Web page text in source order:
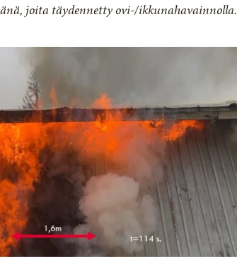
joita täydennetty ovi-/ikkunahavainnolla.